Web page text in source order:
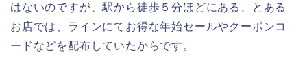
はないのですが、駅から徒歩５分ほどにある、とある
お店では、ラインにてお得な年始セールやクーポンコ
ードなどを配布していたからです。